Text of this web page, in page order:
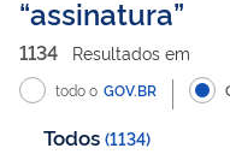
assinatura
1134 Resultados em
todo o GOV.BR
Todos (1134)